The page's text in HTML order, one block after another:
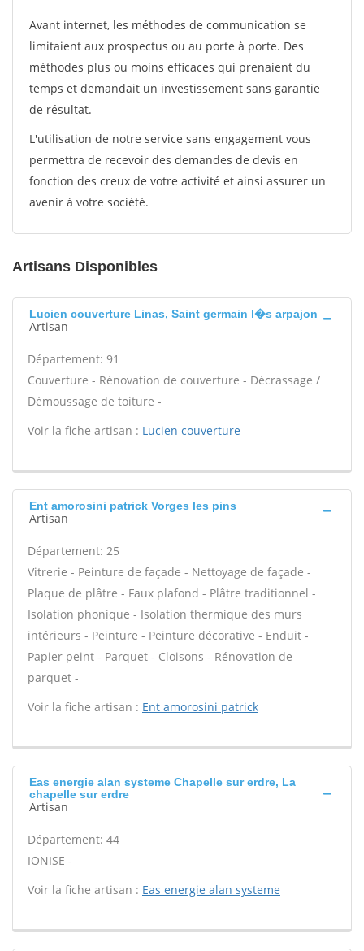
Avant internet, les méthodes de communication se
limitaient aux prospectus ou au porte à porte. Des
méthodes plus ou moins efficaces qui prenaient du
temps et demandait un investissement sans garantie
de résultat.
L'utilisation de notre service sans engagement vous
permettra de recevoir des demandes de devis en
fonction des creux de votre activité et ainsi assurer un
avenir à votre société.
Artisans Disponibles
Lucien couverture Linas, Saint germain l�s arpajon
Artisan
Département: 91
Couverture - Rénovation de couverture - Décrassage /
Démoussage de toiture -
Voir la fiche artisan : Lucien couverture
Ent amorosini patrick Vorges les pins
Artisan
Département: 25
Vitrerie - Peinture de façade - Nettoyage de façade -
Plaque de plâtre - Faux plafond - Plâtre traditionnel -
Isolation phonique - Isolation thermique des murs
intérieurs - Peinture - Peinture décorative - Enduit -
Papier peint - Parquet - Cloisons - Rénovation de
parquet -
Voir la fiche artisan : Ent amorosini patrick
Eas energie alan systeme Chapelle sur erdre, La
chapelle sur erdre
Artisan
Département: 44
IONISE -
Voir la fiche artisan : Eas energie alan systeme